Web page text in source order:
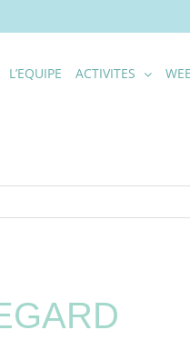
L’EQUIPE ACTIVITES